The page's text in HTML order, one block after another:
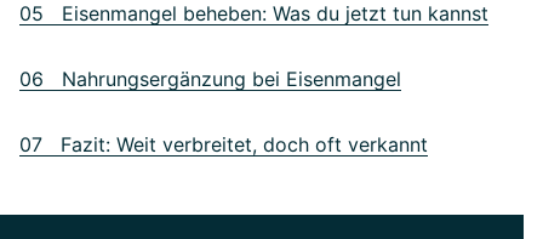
05 Eisenmangel beheben: Was du jetzt tun kannst
06 Nahrungsergänzung bei Eisenmangel
07 Fazit: Weit verbreitet, doch oft verkannt